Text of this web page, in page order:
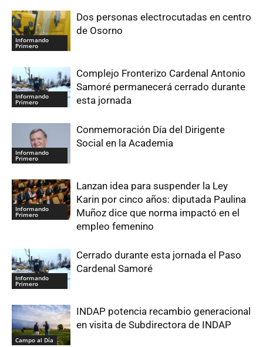
Informando
Primero
Dos personas electrocutadas en centro
de Osorno
Informando
Primero
Complejo Fronterizo Cardenal Antonio
Samoré permanecerá cerrado durante
esta jornada
Informando
Primero
Conmemoración Día del Dirigente
Social en la Academia
Informando
Primero
Lanzan idea para suspender la Ley
Karin por cinco años: diputada Paulina
Muñoz dice que norma impactó en el
empleo femenino
Informando
Primero
Cerrado durante esta jornada el Paso
Cardenal Samoré
Campo al Día
INDAP potencia recambio generacional
en visita de Subdirectora de INDAP